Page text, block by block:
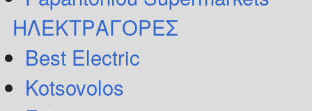
ΗΛΕΚΤΡΑΓΟΡΕΣ
Best Electric
Kotsovolos